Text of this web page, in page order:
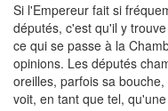
Si l'Empereur fait si
députés, c'est qu'il y
ce qui se passe à la
opinions. Les députés
oreilles, parfois sa
voit, en tant que tel,